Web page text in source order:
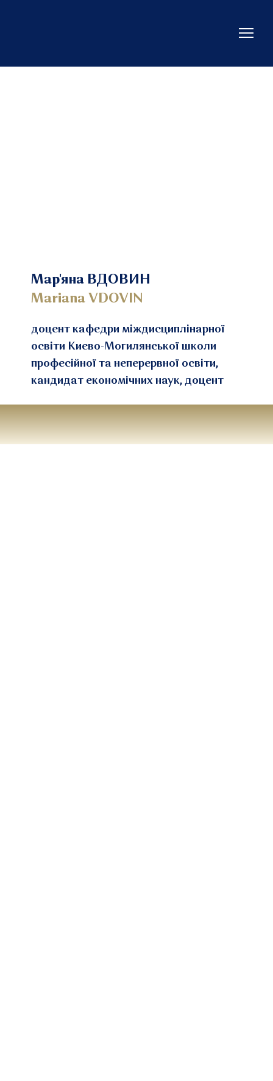
Мар'яна ВДОВИН
Mariana VDOVIN
доцент кафедри міждисциплінарної
освіти Києво-Могилянської школи
професійної та неперервної освіти,
кандидат економічних наук, доцент